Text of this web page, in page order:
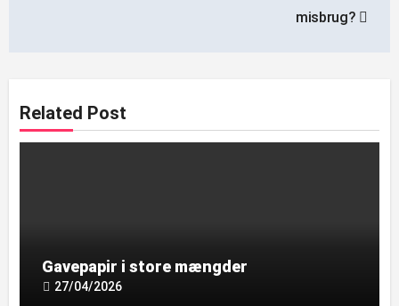
misbrug?
Related Post
Gavepapir i store mængder
27/04/2026